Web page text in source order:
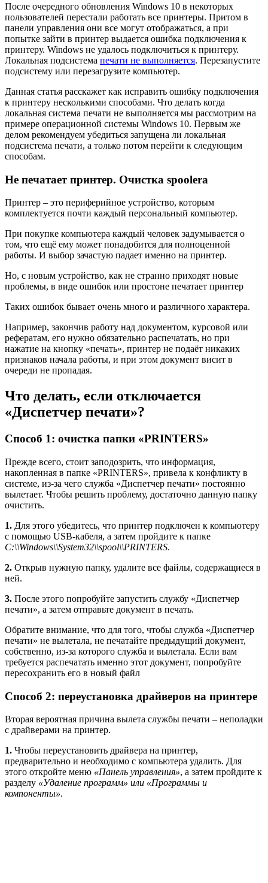
После очередного обновления Windows 10 в некоторых
пользователей перестали работать все принтеры. Притом в
панели управления они все могут отображаться, а при
попытке зайти в принтер выдается ошибка подключения к
принтеру. Windows не удалось подключиться к принтеру.
Локальная подсистема печати не выполняется. Перезапустите
подсистему или перезагрузите компьютер.
Данная статья расскажет как исправить ошибку подключения
к принтеру несколькими способами. Что делать когда
локальная система печати не выполняется мы рассмотрим на
примере операционной системы Windows 10. Первым же
делом рекомендуем убедиться запущена ли локальная
подсистема печати, а только потом перейти к следующим
способам.
Не печатает принтер. Очистка spoolerа
Принтер – это периферийное устройство, которым
комплектуется почти каждый персональный компьютер.
При покупке компьютера каждый человек задумывается о
том, что ещё ему может понадобится для полноценной
работы. И выбор зачастую падает именно на принтер.
Но, с новым устройство, как не странно приходят новые
проблемы, в виде ошибок или простоне печатает принтер
Таких ошибок бывает очень много и различного характера.
Например, закончив работу над документом, курсовой или
рефератам, его нужно обязательно распечатать, но при
нажатие на кнопку «печать», принтер не подаёт никаких
признаков начала работы, и при этом документ висит в
очереди не пропадая.
Что делать, если отключается
«Диспетчер печати»?
Способ 1: очистка папки «PRINTERS»
Прежде всего, стоит заподозрить, что информация,
накопленная в папке «PRINTERS», привела к конфликту в
системе, из-за чего служба «Диспетчер печати» постоянно
вылетает. Чтобы решить проблему, достаточно данную папку
очистить.
1. Для этого убедитесь, что принтер подключен к компьютеру
с помощью USB-кабеля, а затем пройдите к папке
C:\\Windows\\System32\\spool\\PRINTERS.
2. Открыв нужную папку, удалите все файлы, содержащиеся в
ней.
3. После этого попробуйте запустить службу «Диспетчер
печати», а затем отправьте документ в печать.
Обратите внимание, что для того, чтобы служба «Диспетчер
печати» не вылетала, не печатайте предыдущий документ,
собственно, из-за которого служба и вылетала. Если вам
требуется распечатать именно этот документ, попробуйте
пересохранить его в новый файл
Способ 2: переустановка драйверов на принтере
Вторая вероятная причина вылета службы печати – неполадки
с драйверами на принтер.
1. Чтобы переустановить драйвера на принтер,
предварительно и необходимо с компьютера удалить. Для
этого откройте меню «Панель управления», а затем пройдите к
разделу «Удаление программ» или «Программы и
компоненты».